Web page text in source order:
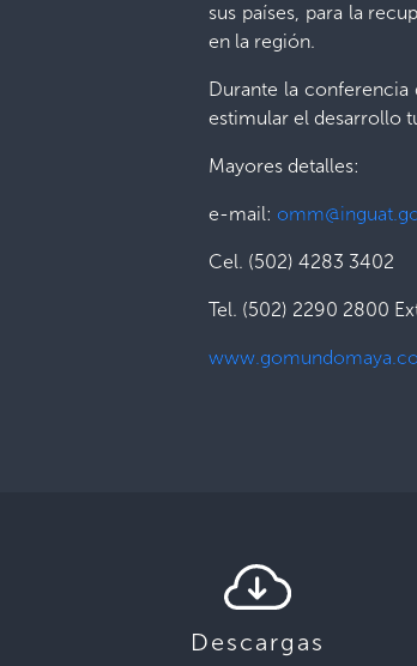
sus países, para la
en la región.
Durante la conferencia
estimular el desarrollo
Mayores detalles:
e-mail:
Cel. (502) 4283 3402
Tel. (502) 2290 2800
Descargas